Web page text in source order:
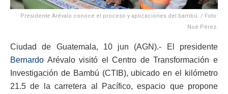
Presidente Arévalo conoce el proceso y aplicaciones del bambú. / Foto:
Noé Pérez.
Ciudad de Guatemala, 10 jun (AGN).- El presidente
Bernardo Arévalo visitó el Centro de Transformación e
Investigación de Bambú (CTIB), ubicado en el kilómetro
21.5 de la carretera al Pacífico, espacio que propone